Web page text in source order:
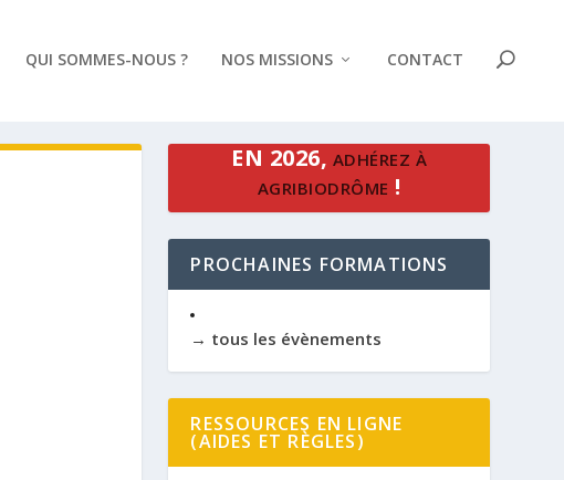
QUI SOMMES-NOUS ? NOS MISSIONS CONTACT
EN 2026, ADHÉREZ À
AGRIBIODRÔME !
PROCHAINES FORMATIONS
→ tous les évènements
RESSOURCES EN LIGNE
(AIDES ET RÈGLES)